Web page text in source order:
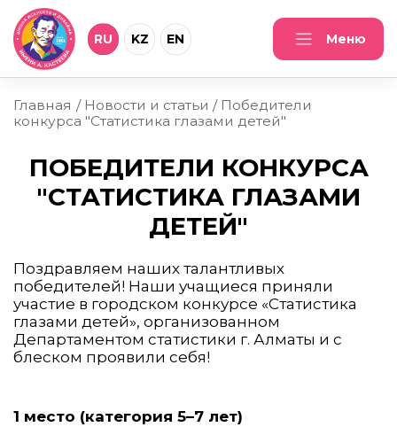
Меню
RU KZ EN
Главная Новости и статьи
Победители
конкурса "Статистика глазами детей"
ПОБЕДИТЕЛИ КОНКУРСА
"СТАТИСТИКА ГЛАЗАМИ
ДЕТЕЙ"
Поздравляем наших талантливых
победителей! Наши учащиеся приняли
участие в городском конкурсе «Статистика
глазами детей», организованном
Департаментом статистики г. Алматы и с
блеском проявили себя!
1 место (категория 5–7 лет)